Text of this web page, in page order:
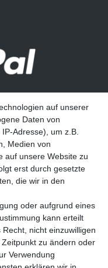
auf unserer
Daten von
Adresse), um z.B.
Medien von
auf unsere Website zu
erst durch gesetzte
die wir in den
oder aufgrund eines
kann erteilt
nicht einzuwilligen
zu ändern oder
Verwendung